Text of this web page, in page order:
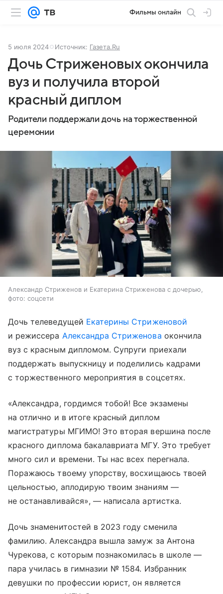
Фильмы онлайн
5 июля 2024 Источник: Газета.Ru
Дочь Стриженовых окончила
вуз и получила второй
красный диплом
Родители поддержали дочь на торжественной
церемонии
Александр Стриженов и Екатерина Стриженова с дочерью,
фото: соцсети
Дочь телеведущей Екатерины Стриженовой
и режиссера Александра Стриженова окончила
вуз с красным дипломом. Супруги приехали
поддержать выпускницу и поделились кадрами
с торжественного мероприятия в соцсетях.
«Александра, гордимся тобой! Все экзамены
на отлично и в итоге красный диплом
магистратуры МГИМО! Это вторая вершина после
красного диплома бакалавриата МГУ. Это требует
много сил и времени. Ты нас всех перегнала.
Поражаюсь твоему упорству, восхищаюсь твоей
цельностью, аплодирую твоим знаниям —
не останавливайся», — написала артистка.
Дочь знаменитостей в 2023 году сменила
фамилию. Александра вышла замуж за Антона
Чурекова, с которым познакомилась в школе —
пара училась в гимназии № 1584. Избранник
девушки по профессии юрист, он является